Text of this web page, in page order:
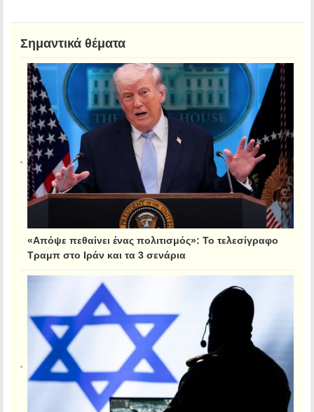
Σημαντικά θέματα
«Απόψε πεθαίνει ένας πολιτισμός»: Το τελεσίγραφο
Τραμπ στο Ιράν και τα 3 σενάρια